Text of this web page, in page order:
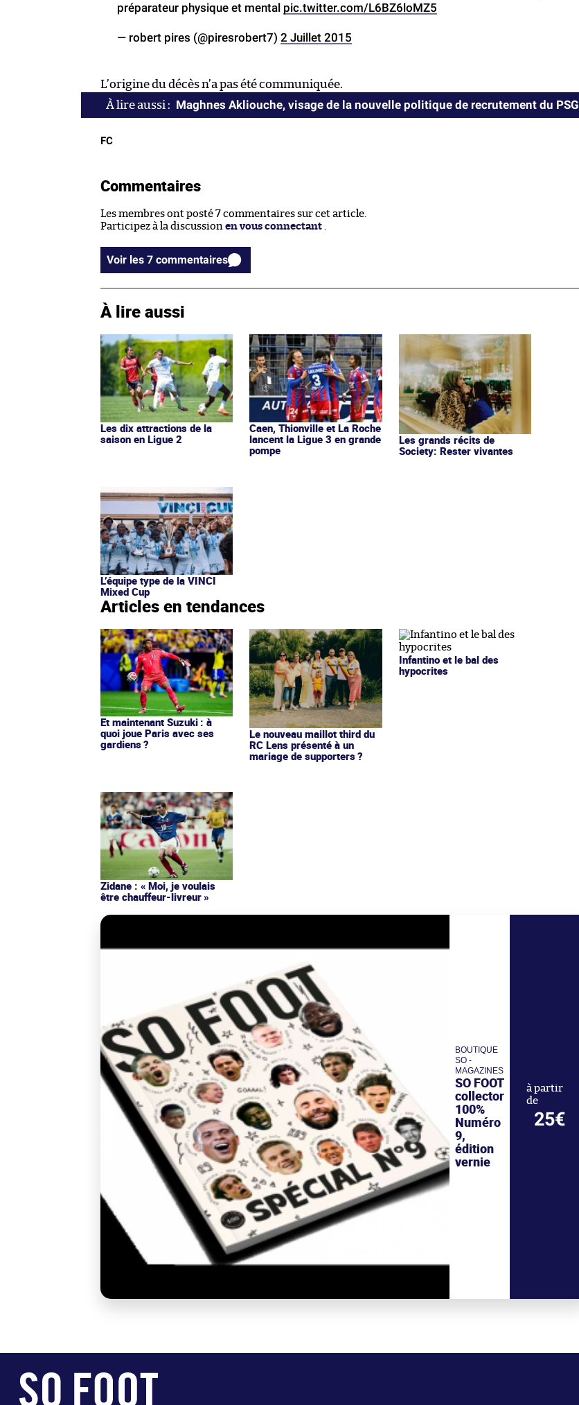
préparateur physique et mental pic.twitter.com/L6BZ6loMZ5
— robert pires (@piresrobert7) 2 Juillet 2015
L’origine du décès n’a pas été communiquée.
Maghnes Akliouche, visage de la nouvelle politique de recrutement du PSG
FC
Commentaires
Les membres ont posté 7 commentaires sur cet article.
Participez à la discussion en vous connectant .
Voir les 7 commentaires
À lire aussi
Les dix attractions de la
saison en Ligue 2
Caen, Thionville et La Roche
lancent la Ligue 3 en grande
pompe
Les grands récits de
Society: Rester vivantes
L’équipe type de la VINCI
Mixed Cup
Articles en tendances
Et maintenant Suzuki : à
quoi joue Paris avec ses
gardiens ?
Le nouveau maillot third du
RC Lens présenté à un
mariage de supporters ?
Infantino et le bal des
hypocrites
Zidane : « Moi, je voulais
être chauffeur-livreur »
BOUTIQUE
SO -
MAGAZINES
SO FOOT
collector
100%
Numéro
9,
édition
vernie
à partir
de
25€